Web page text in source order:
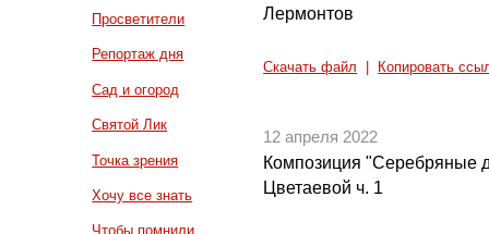
Просветители
Репортаж дня
Сад и огород
Святой Лик
Точка зрения
Хочу все знать
Чтобы помнили
Лермонтов
Скачать файл Копировать
12 апреля 2022
Композиция "Серебряные
Цветаевой ч. 1